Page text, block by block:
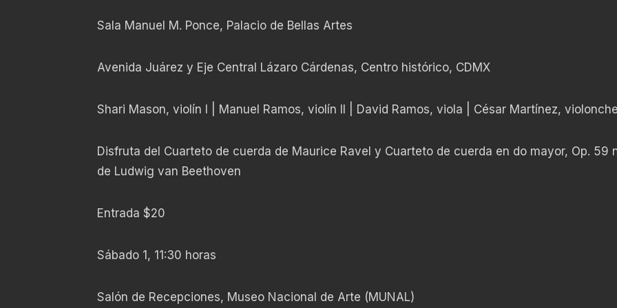
Sala Manuel M. Ponce, Palacio de Bellas Artes
Avenida Juárez y Eje Central Lázaro Cárdenas, Centro histórico, CDMX
Shari Mason, violín I | Manuel Ramos, violín II | David Ramos, viola | César Martínez,
Disfruta del Cuarteto de cuerda de Maurice Ravel y Cuarteto de cuerda en do mayor, Op. 59
de Ludwig van Beethoven
Entrada $20
Sábado 1, 11:30 horas
Salón de Recepciones, Museo Nacional de Arte (MUNAL)